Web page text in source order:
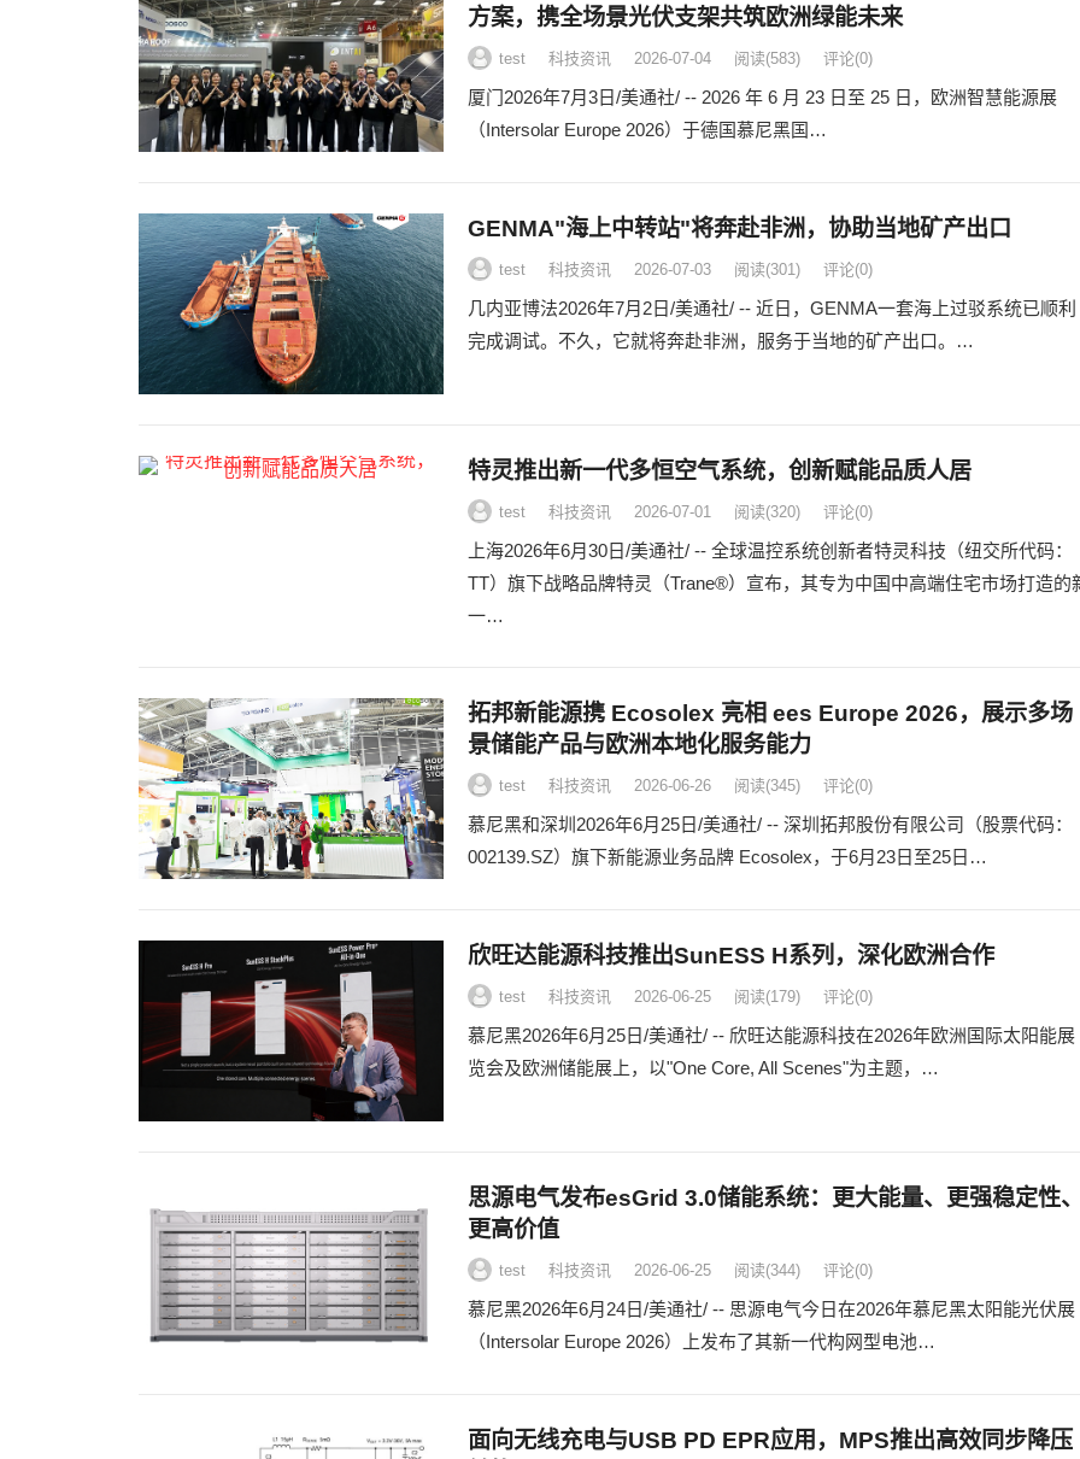
方案，携全场景光伏支架共筑欧洲绿能未来
test 科技资讯 2026-07-04 阅读(583) 评论(0)
厦门2026年7月3日/美通社/ -- 2026 年 6 月 23 日至 25 日，欧洲智慧能源展
（Intersolar Europe 2026）于德国慕尼黑国…
GENMA"海上中转站"将奔赴非洲，协助当地矿产出口
test 科技资讯 2026-07-03 阅读(301) 评论(0)
几内亚博法2026年7月2日/美通社/ -- 近日，GENMA一套海上过驳系统已顺利
完成调试。不久，它就将奔赴非洲，服务于当地的矿产出口。…
特灵推出新一代多恒空气系统，创新赋能品质人居
test 科技资讯 2026-07-01 阅读(320) 评论(0)
上海2026年6月30日/美通社/ -- 全球温控系统创新者特灵科技（纽交所代码：
TT）旗下战略品牌特灵（Trane®）宣布，其专为中国中高端住宅市场打造的
一…
拓邦新能源携 Ecosolex 亮相 ees Europe 2026，展示多场
景储能产品与欧洲本地化服务能力
test 科技资讯 2026-06-26 阅读(345) 评论(0)
慕尼黑和深圳2026年6月25日/美通社/ -- 深圳拓邦股份有限公司（股票代码：
002139.SZ）旗下新能源业务品牌 Ecosolex，于6月23日至25日…
欣旺达能源科技推出SunESS H系列，深化欧洲合作
test 科技资讯 2026-06-25 阅读(179) 评论(0)
慕尼黑2026年6月25日/美通社/ -- 欣旺达能源科技在2026年欧洲国际太阳能展
览会及欧洲储能展上，以"One Core, All Scenes"为主题，…
思源电气发布esGrid 3.0储能系统：更大能量、更强稳定性
更高价值
test 科技资讯 2026-06-25 阅读(344) 评论(0)
慕尼黑2026年6月24日/美通社/ -- 思源电气今日在2026年慕尼黑太阳能光伏展
（Intersolar Europe 2026）上发布了其新一代构网型电池…
面向无线充电与USB PD EPR应用，MPS推出高效同步降压